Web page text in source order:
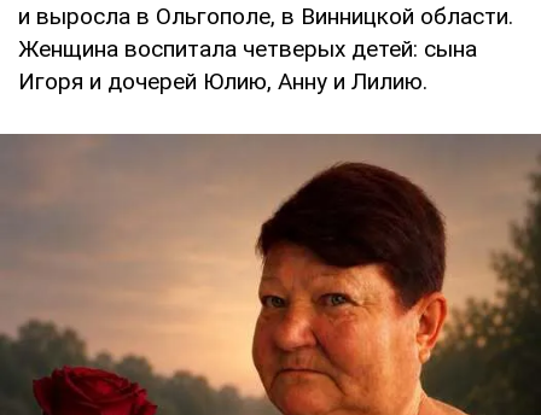
и выросла в Ольгополе, в Винницкой области.
Женщина воспитала четверых детей: сына
Игоря и дочерей Юлию, Анну и Лилию.